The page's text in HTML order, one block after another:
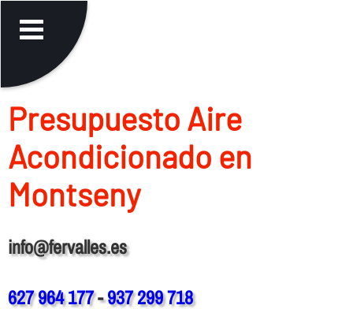
Presupuesto Aire
Acondicionado en
Montseny
info@fervalles.es
627 964 177-937 299 718